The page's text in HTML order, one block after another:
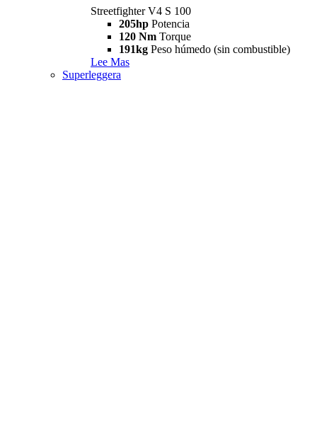
Streetfighter V4 S 100
205hp Potencia
120 Nm Torque
191kg Peso húmedo (sin combustible)
Lee Mas
Superleggera